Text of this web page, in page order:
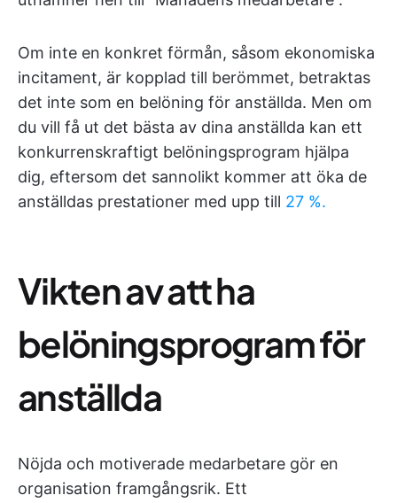
Om inte en konkret förmån, såsom ekonomiska
incitament, är kopplad till berömmet, betraktas
det inte som en belöning för anställda. Men om
du vill få ut det bästa av dina anställda kan ett
konkurrenskraftigt belöningsprogram hjälpa
dig, eftersom det sannolikt kommer att öka de
anställdas prestationer med upp till 27 %.
Vikten av att ha
belöningsprogram för
anställda
Nöjda och motiverade medarbetare gör en
organisation framgångsrik. Ett